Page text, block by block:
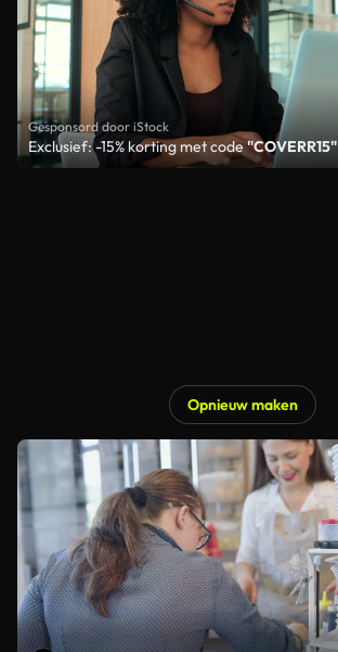
Gesponsord door iStock
Exclusief: -15% korting met code"COVERR15"
Opnieuw maken